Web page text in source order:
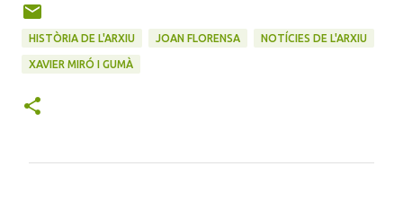
HISTÒRIA DE L'ARXIU JOAN FLORENSA NOTÍCIES DE L'ARXIU
XAVIER MIRÓ I GUMÀ